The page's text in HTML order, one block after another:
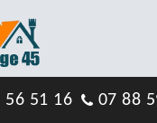
51 16 07 88